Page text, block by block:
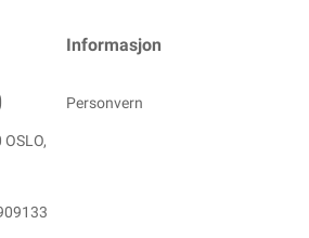
Informasjon
Personvern